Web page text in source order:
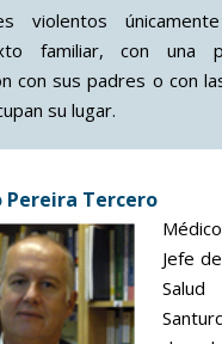
violentos
familiar, con una
con sus padres o con
su lugar.
Pereira Tercero
Jefe
Salud